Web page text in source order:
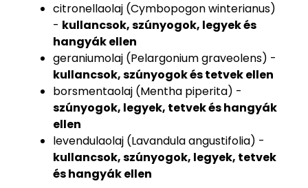
citronellaolaj (Cymbopogon winterianus)
- kullancsok, szúnyogok, legyek és
hangyák ellen
geraniumolaj (Pelargonium graveolens) -
kullancsok, szúnyogok és tetvek ellen
borsmentaolaj (Mentha piperita) -
szúnyogok, legyek, tetvek és hangyák
ellen
levendulaolaj (Lavandula angustifolia) -
kullancsok, szúnyogok, legyek, tetvek
és hangyák ellen